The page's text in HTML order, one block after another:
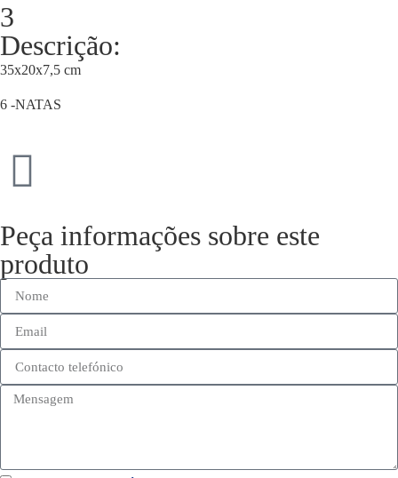
3
Descrição:
35x20x7,5 cm
6 -NATAS
Peça informações sobre este
produto